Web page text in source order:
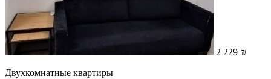
2 229 ₪
Двухкомнатные квартиры